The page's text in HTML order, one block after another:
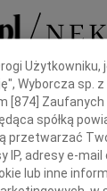
pogrzebowy
Użytkowniku,
Wyborcza sp. z
[874 ]
spółką
przetwarzać
IP, adresy e-mail
lub inne